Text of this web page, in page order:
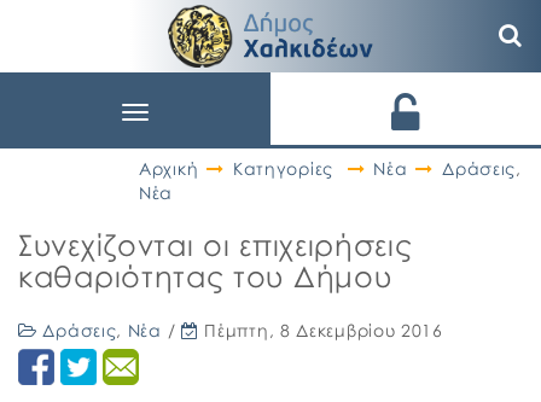
Toggle
Αρχική
Κατηγορίες Νέα Δράσεις,
Νέα
Συνεχίζονται οι επιχειρήσεις
καθαριότητας του Δήμου
Δράσεις, Νέα / Πέμπτη, 8 Δεκεμβρίου 2016